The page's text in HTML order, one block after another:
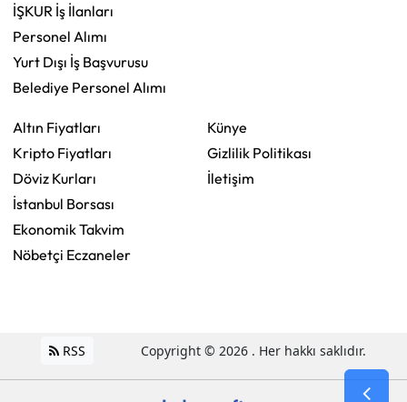
İŞKUR İş İlanları
Personel Alımı
Yurt Dışı İş Başvurusu
Belediye Personel Alımı
Altın Fiyatları
Kripto Fiyatları
Döviz Kurları
İstanbul Borsası
Ekonomik Takvim
Nöbetçi Eczaneler
Künye
Gizlilik Politikası
İletişim
RSS Copyright © 2026 . Her hakkı saklıdır.